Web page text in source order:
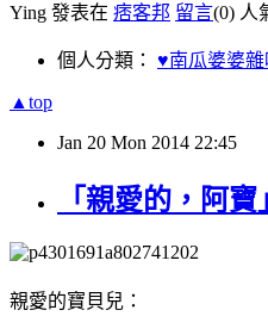
Ying 發表在 痞客邦 留言(0) 人
個人分類： ♥南瓜婆婆雜
▲top
Jan 20 Mon 2014 22:45
「親愛的，阿
親愛的寶貝兒：